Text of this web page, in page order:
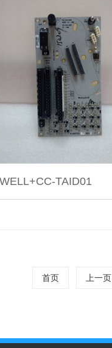
TAID01
首页 上一页